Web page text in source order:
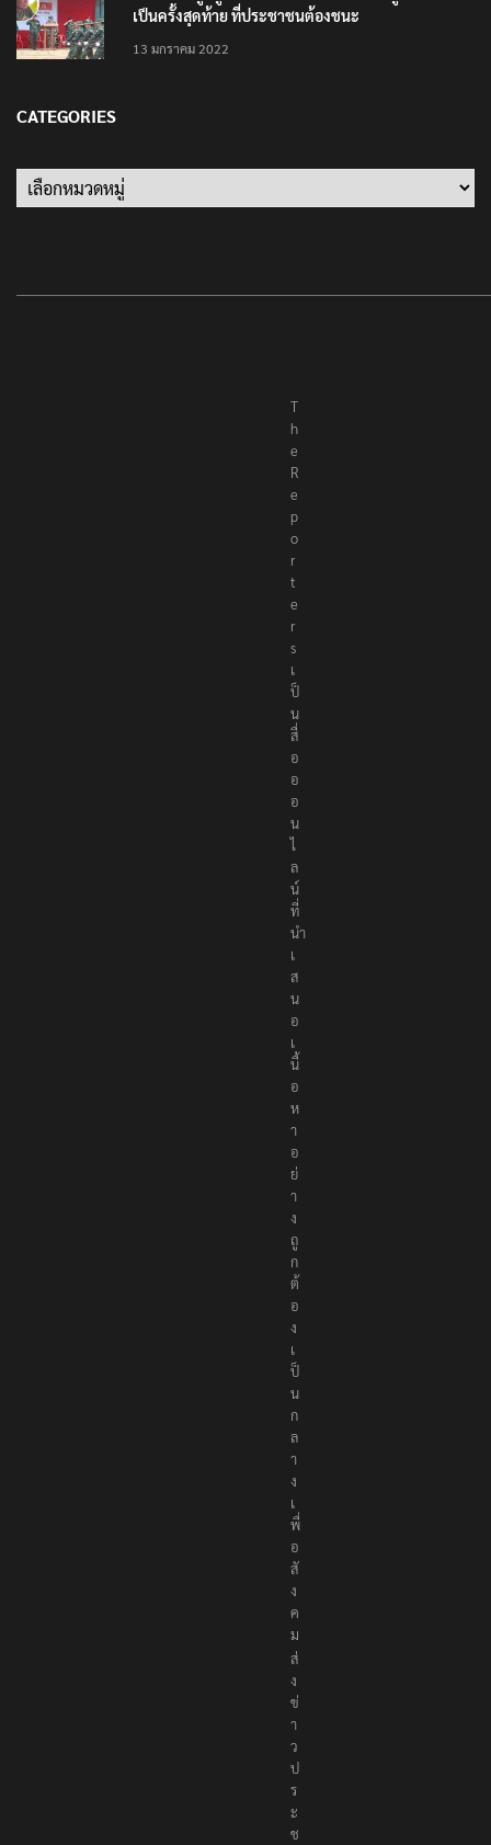
เป็นครั้งสุดท้าย ที่ประชาชนต้องชนะ
13 มกราคม 2022
CATEGORIES
Categories
T
h
e
R
e
p
o
r
t
e
r
s
เ
ป็
น
สื่
อ
อ
อ
น
ไ
ล
น์
ที่
นำ
เ
ส
น
อ
เ
นื้
อ
ห
า
อ
ย่
า
ง
ถู
ก
ต้
อ
ง
เ
ป็
น
ก
ล
า
ง
เ
พื่
อ
สั
ง
ค
ม
ส่
ง
ข่
า
ว
ป
ร
ะ
ช